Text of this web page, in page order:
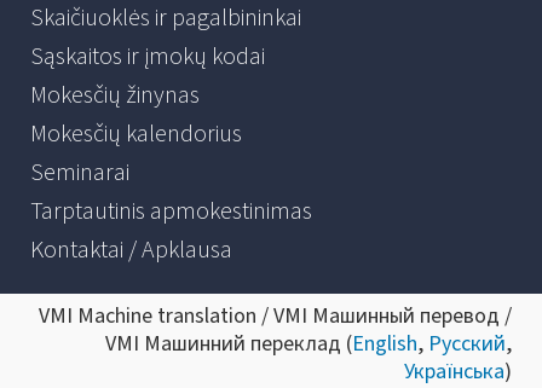
Skaičiuoklės ir pagalbininkai
Sąskaitos ir įmokų kodai
Mokesčių žinynas
Mokesčių kalendorius
Seminarai
Tarptautinis apmokestinimas
Kontaktai / Apklausa
VMI Machine translation / VMI Машинный перевод /
VMI Машинний переклад (English, Русский,
Українська)